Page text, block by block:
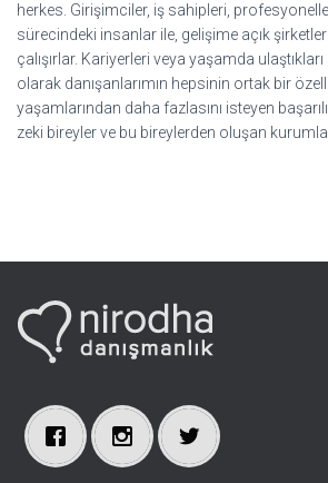
herkes. Girişimciler, iş sahipleri,
sürecindeki insanlar ile, gelişime açık
çalışırlar. Kariyerleri veya yaşamda
olarak danışanlarımın hepsinin ortak bir
yaşamlarından daha fazlasını isteyen
zeki bireyler ve bu bireylerden oluşan